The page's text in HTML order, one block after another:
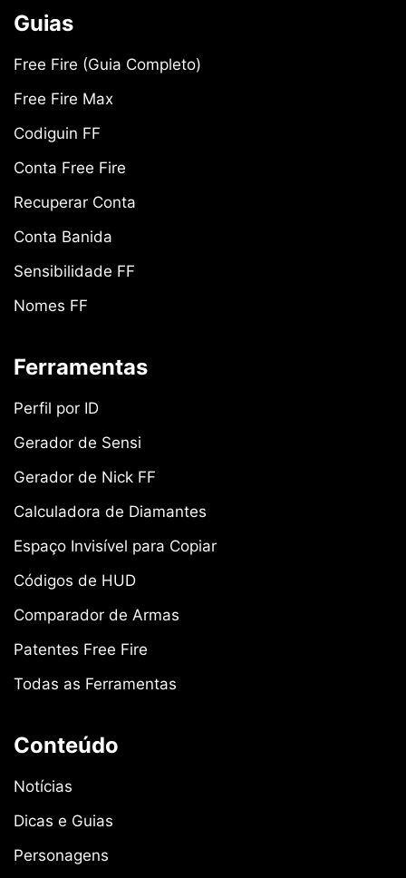
Guias
Free Fire (Guia Completo)
Free Fire Max
Codiguin FF
Conta Free Fire
Recuperar Conta
Conta Banida
Sensibilidade FF
Nomes FF
Ferramentas
Perfil por ID
Gerador de Sensi
Gerador de Nick FF
Calculadora de Diamantes
Espaço Invisível para Copiar
Códigos de HUD
Comparador de Armas
Patentes Free Fire
Todas as Ferramentas
Conteúdo
Notícias
Dicas e Guias
Personagens